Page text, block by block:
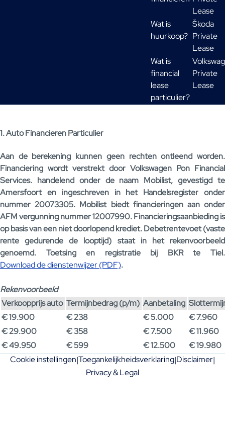
Wat is
huurkoop?
Wat is
financial
lease
particulier?
Lease
Škoda
Private
Lease
Private
Lease
1. Auto Financieren Particulier
Aan de berekening kunnen geen rechten ontleend worden.
Financiering wordt verstrekt door Volkswagen Pon Financial
Services. handelend onder de naam Mobilist, gevestigd te
Amersfoort en ingeschreven in het Handelsregister onder
nummer 20073305. Mobilist biedt financieringen aan onder
AFM vergunning nummer 12007990. Financieringsaanbieding is
op basis van een niet doorlopend krediet. Debetrentevoet (vaste
rente gedurende de looptijd) staat in het rekenvoorbeeld
genoemd. Toetsing en registratie bij BKR te Tiel.
Download de dienstenwijzer (PDF).
Rekenvoorbeeld
Verkoopprijs auto Termijnbedrag (p/m) Aanbetaling
€ 19.900
€ 238 € 5.000
€ 7.960
€ 29.900
€ 358 € 7.500
€ 11.960
€ 49.950
€ 599 € 12.500
€ 19.980
Cookie instellingen|Toegankelijkheidsverklaring|Disclaimer|
Privacy & Legal